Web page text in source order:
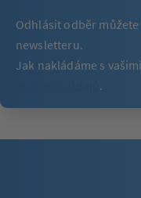
Odhlásit odběr
newsletteru.
Jak nakládáme s
.